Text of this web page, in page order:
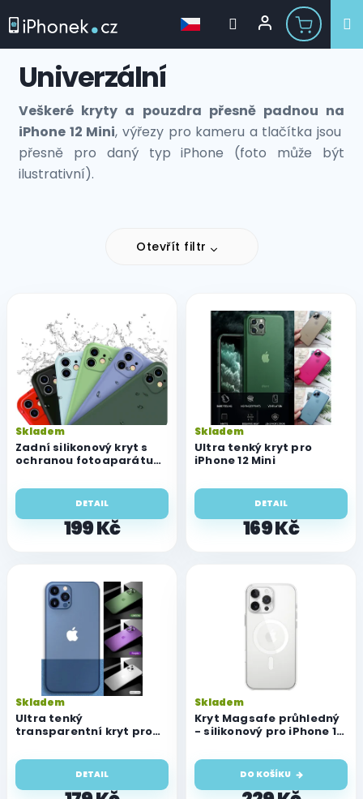
obsahUniverzální
Veškeré kryty a pouzdra přesně padnou na
iPhone 12 Mini, výřezy pro kameru a tlačítka jsou
přesně pro daný typ iPhone (foto může být
ilustrativní).
Otevřít filtr
i
s
p
r
o
d
u
ů
Zadní silikonový kryt s
ochranou fotoaparátu
Skladem
199 Kč
DETAIL
Ultra tenký kryt pro
iPhone 12 Mini
Skladem
169 Kč
DETAIL
Ultra tenký
transparentní kryt pro
Skladem
DETAIL
Kryt Magsafe průhledný
- silikonový pro iPhone 12
Skladem
DO KOŠÍKU